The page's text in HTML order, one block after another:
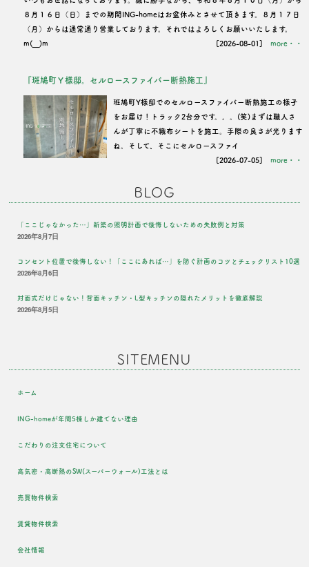
８月１６日（日）までの期間ING-homeはお盆休みとさせて頂きます。８月１７日
（月）からは通常通り営業しております。それではよろしくお願いいたします。
m(__)m [2026-08-01] more・・
『斑鳩町Ｙ様邸。セルロースファイバー断熱施工』
班鳩町Y様邸でのセルロースファイバー断熱施工の様子
をお届け！トラック2台分です。。。(笑)まずは職人さ
んが丁寧に不織布シートを施工。手際の良さが光ります
ね。そして、そこにセルロースファイ
[2026-07-05] more・・
BLOG
「ここじゃなかった…」新築の照明計画で後悔しないための失敗例と対策
2026年8月7日
コンセント位置で後悔しない！「ここにあれば…」を防ぐ計画のコツとチェックリスト10選
2026年8月6日
対面式だけじゃない！背面キッチン・L型キッチンの隠れたメリットを徹底解説
2026年8月5日
SITEMENU
ホーム
ING-homeが年間5棟しか建てない理由
こだわりの注文住宅について
高気密・高断熱のSW(スーパーウォール)工法とは
売買物件検索
賃貸物件検索
会社情報